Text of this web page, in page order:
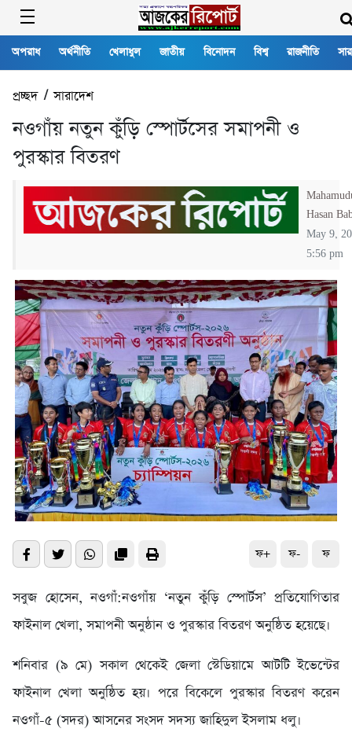
অপরাধ অর্থনীতি খেলাধুল জাতীয় বিনোদন বিশ্ব রাজনীতি
প্রচ্ছদ/সারাদেশ
নওগাঁয় নতুন কুঁড়ি স্পোর্টসের সমাপনী ও
পুরস্কার বিতরণ
Hasan
May 9,
5:56 pm
ফ+ ফ- ফ
সবুজ হোসেন, নওগাঁ:নওগাঁয় ‘নতুন কুঁড়ি স্পোর্টস’ প্রতিযোগিতার
ফাইনাল খেলা, সমাপনী অনুষ্ঠান ও পুরস্কার বিতরণ অনুষ্ঠিত হয়েছে।
শনিবার (৯ মে) সকাল থেকেই জেলা স্টেডিয়ামে আটটি ইভেন্টের
ফাইনাল খেলা অনুষ্ঠিত হয়। পরে বিকেলে পুরস্কার বিতরণ করেন
নওগাঁ-৫ (সদর) আসনের সংসদ সদস্য জাহিদুল ইসলাম ধলু।